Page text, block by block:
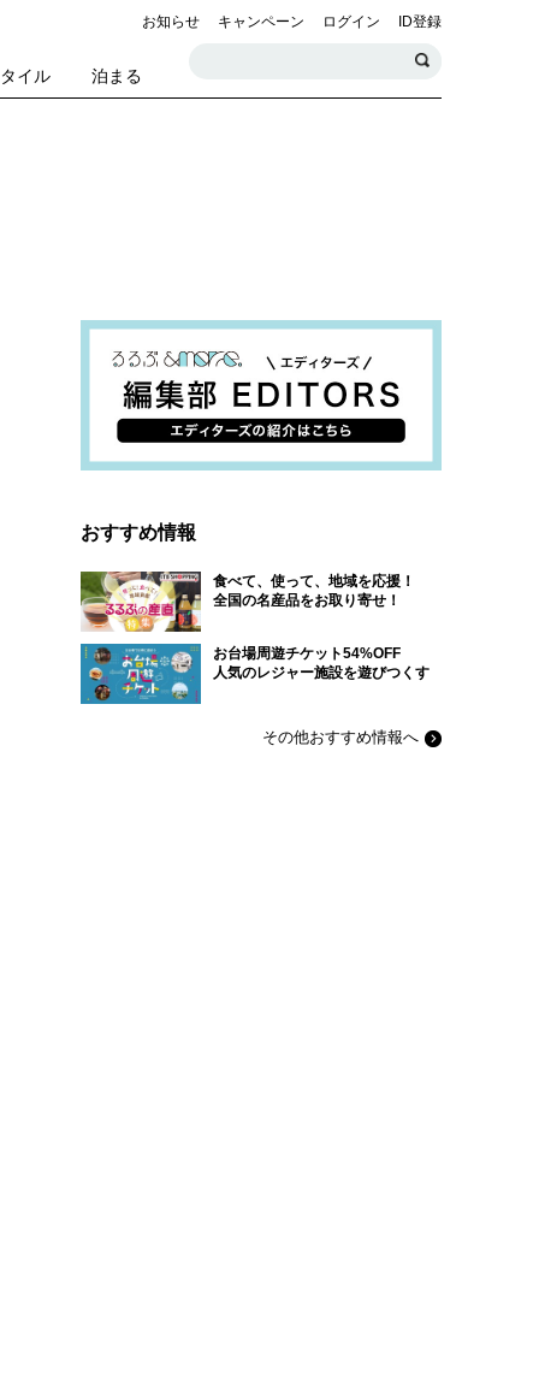
お知らせ キャンペーン ログイン ID登録
イル 泊まる
おすすめ情報
食べて、使って、地域を応援！
全国の名産品をお取り寄せ！
お台場周遊チケット54%OFF
人気のレジャー施設を遊びつくす
その他おすすめ情報へ